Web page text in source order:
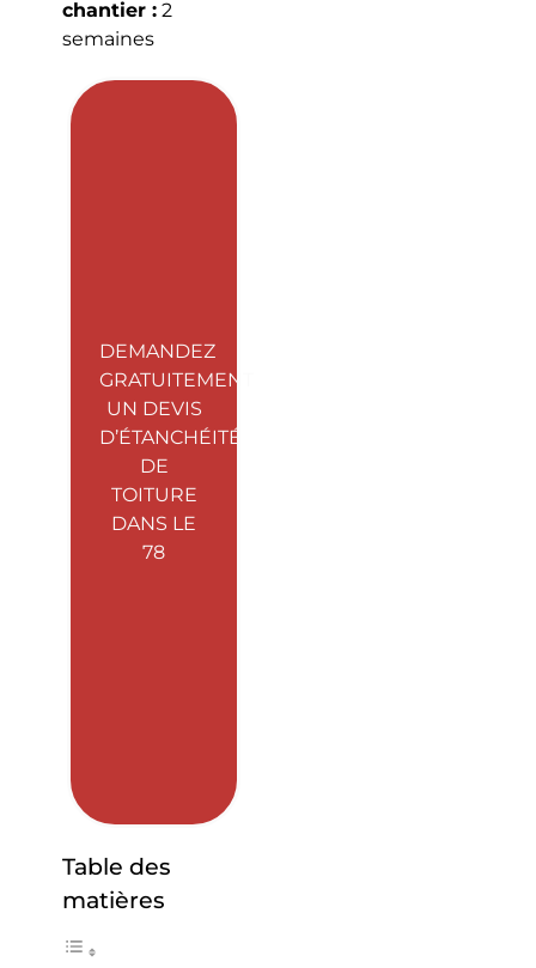
chantier :2
semaines
DEMANDEZ
GRATUITEMENT
UN DEVIS
D’ÉTANCHÉITÉ
DE
TOITURE
DANS LE
78
Table des
matières